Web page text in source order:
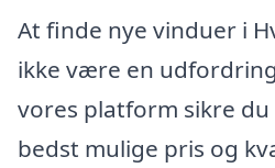
At finde nye vinduer i
ikke være en
vores platform sikre
bedst mulige pris og